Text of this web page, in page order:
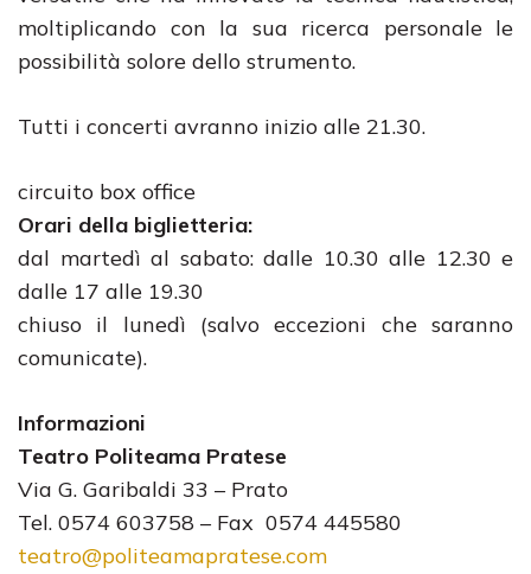
moltiplicando con la sua ricerca personale le
possibilità solore dello strumento.
Tutti i concerti avranno inizio alle 21.30.
circuito box office
Orari della biglietteria:
dal martedì al sabato: dalle 10.30 alle 12.30 e
dalle 17 alle 19.30
chiuso il lunedì (salvo eccezioni che saranno
comunicate).
Informazioni
Teatro Politeama Pratese
Via G. Garibaldi 33 – Prato
Tel. 0574 603758 – Fax 0574 445580
teatro@politeamapratese.com